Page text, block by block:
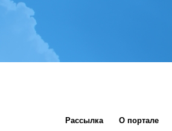
Рассылка О портале